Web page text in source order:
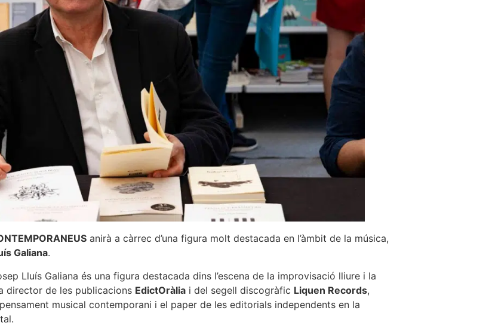
RANEUS anirà a càrrec d’una figura molt destacada en l’àmbit de la música,
Galiana.
Lluís Galiana és una figura destacada dins l’escena de la improvisació lliure i la
director de les publicacions EdictOràlia i del segell discogràfic Liquen Records,
musical contemporani i el paper de les editorials independents en la